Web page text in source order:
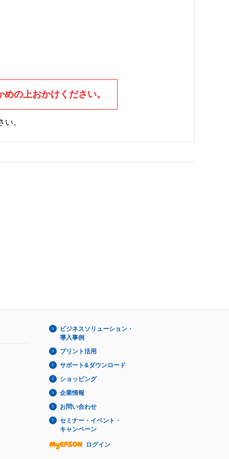
の上おかけください。
い。
ビジネスソリューション・
導入事例
プリント活用
サポート&ダウンロード
ショッピング
企業情報
お問い合わせ
セミナー・イベント・
キャンペーン
ログイン